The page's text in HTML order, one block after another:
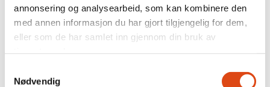
annonsering og analysearbeid, som kan kombinere den
med annen informasjon du har gjort tilgjengelig for dem,
eller som de har samlet inn gjennom din bruk av
Nødvendig